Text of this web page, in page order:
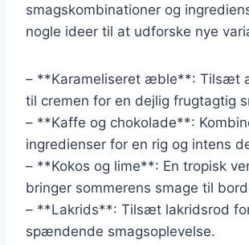
smagskombinationer og
nogle ideer til at udforske nye
– **Karameliseret æble**: Tilsæt
til cremen for en dejlig frugtagtig
– **Kaffe og chokolade**:
ingredienser for en rig og intens
– **Kokos og lime**: En tropisk
bringer sommerens smage til
– **Lakrids**: Tilsæt lakridsrod
spændende smagsoplevelse.